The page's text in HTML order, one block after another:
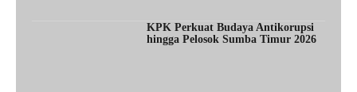
KPK Perkuat Budaya Antikorupsi
hingga Pelosok Sumba Timur 2026